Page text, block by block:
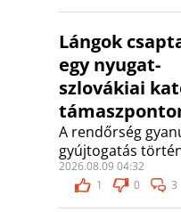
Lángok
egy nyugat-
szlovákiai
A rendőrség
gyújtogatás
2026.08.09 04:32
1
0 3